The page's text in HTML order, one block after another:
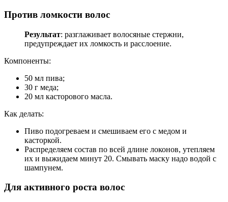
Против ломкости волос
Результат: разглаживает волосяные стержни,
предупреждает их ломкость и расслоение.
Компоненты:
50 мл пива;
30 г меда;
20 мл касторового масла.
Как делать:
Пиво подогреваем и смешиваем его с медом и
касторкой.
Распределяем состав по всей длине локонов, утепляем
их и выжидаем минут 20. Смывать маску надо водой с
шампунем.
Для активного роста волос